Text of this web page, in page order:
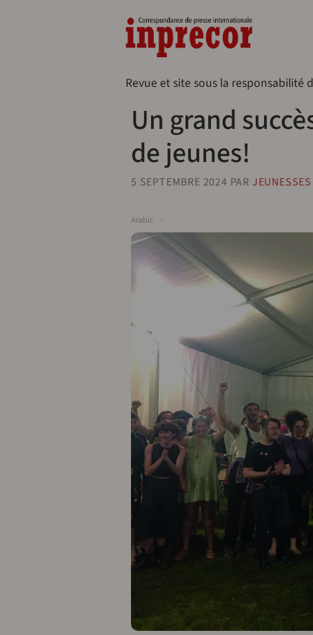
Revue et site sous la responsabilité
Un grand
de jeunes!
5 SEPTEMBRE 2024 PAR
Arabic